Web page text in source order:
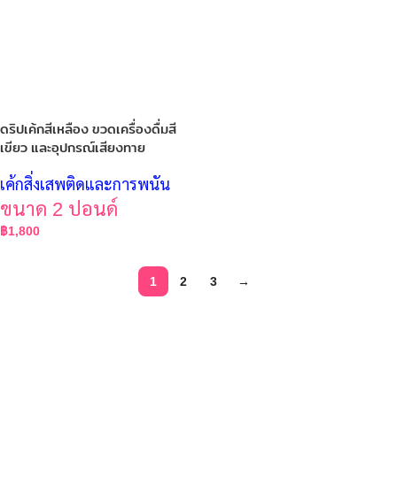
ดริปเค้กสีเหลือง ขวดเครื่องดื่มสี
เขียว และอุปกรณ์เสียงทาย
เค้กสิ่งเสพติดและการพนัน
ขนาด 2 ปอนด์
฿1,800
1 2 3 →